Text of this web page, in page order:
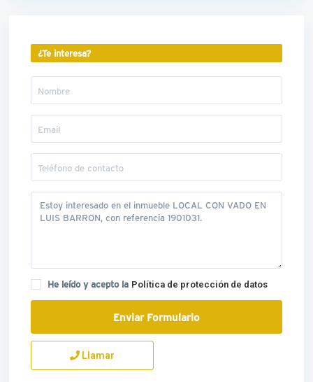
¿Te interesa?
He leído y acepto la Política de protección de datos
Llamar